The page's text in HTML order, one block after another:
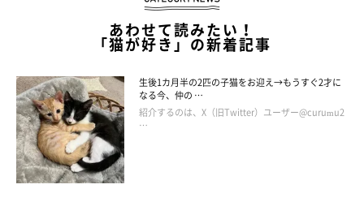
あわせて読みたい！
「猫が好き」の新着記事
生後1カ月半の2匹の子猫をお迎え→もうすぐ2才に
なる今、仲の …
紹介するのは、X（旧Twitter）ユーザー@curumu2
…